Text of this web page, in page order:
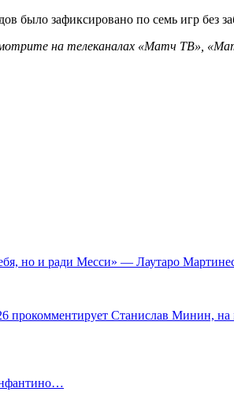
было зафиксировано по семь игр без
на телеканалах «Матч ТВ»,
но и ради Месси» — Лаутаро
Станислав Минин, на